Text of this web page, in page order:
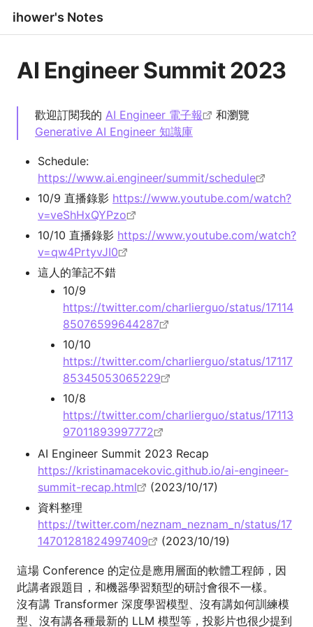
ihower's Notes
AI Engineer Summit 2023
歡迎訂閱我的 AI Engineer 電子報
和瀏覽
Generative AI Engineer 知識庫
Schedule:
https://www.ai.engineer/summit/schedule
10/9 直播錄影 https://www.youtube.com/watch?
v=veShHxQYPzo
10/10 直播錄影 https://www.youtube.com/watch?
v=qw4PrtyvJI0
這人的筆記不錯
10/9
https://twitter.com/charlierguo/status/17114
85076599644287
10/10
https://twitter.com/charlierguo/status/17117
85345053065229
10/8
https://twitter.com/charlierguo/status/17113
97011893997772
AI Engineer Summit 2023 Recap
https://kristinamacekovic.github.io/ai-engineer-
summit-recap.html
(2023/10/17)
資料整理
https://twitter.com/neznam_neznam_n/status/17
14701281824997409
(2023/10/19)
這場 Conference 的定位是應用層面的軟體工程師，因
此講者跟題目，和機器學習類型的研討會很不一樣。
沒有講 Transformer 深度學習模型、沒有講如何訓練模
型、沒有講各種最新的 LLM 模型等，投影片也很少提到